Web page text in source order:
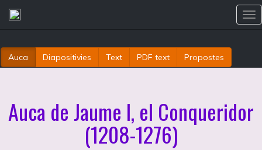
Auca Diapositivies Text PDF text Propostes
Auca de Jaume I, el Conqueridor
(1208-1276)